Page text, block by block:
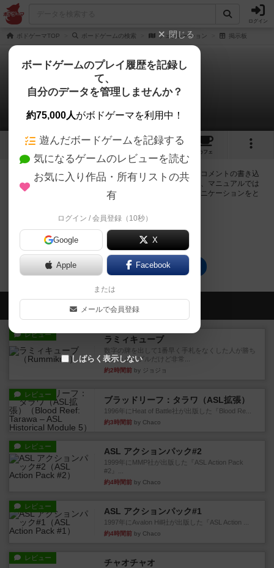
ログイン
ボドゲーマTOP ボードゲームの検索 フェデレーション 掲示板
フェデレーション
0件の掲示板
1 2
カフェ
ログインするとフェデレーションに関する掲示板の作成やコメントの書き込
みが出来るようになります。ルールの疑問やエラッタ情報、マニュアルでは
判断し辛い曖昧な表記等について会員同士で自由にコミュニケーションをと
ログイン/無料会員登録
フェデレーションのトップに戻る
会員の新しい投稿
レビュー ラミィキューブ
数字の牌を出して1番早く手札をなくした人が勝ち
というシンプルだけど非常...
約2時間前 by ジョジョ
レビュー
ブラッドリーフ：タラワ（ASL拡張）
1996年にHeat of Battle社が出版した『Blood Re...
約3時間前 by Chaco
レビュー ASL アクションパック#2
1999年にMMP社が出版した『ASL Action Pack
#2』...
約4時間前 by Chaco
レビュー ASL アクションパック#1
1997年にAvalon Hill社が出版した『ASL Action ...
約4時間前 by Chaco
レビュー チャオチャオ
閉じる
ボードゲームのプレイ履歴を記録し
て、
自分のデータを管理しませんか？
約75,000人がボドゲーマを利用中！
遊んだボードゲームを記録する
気になるゲームのレビューを読む
お気に入り作品・所有リストの共
有
ログイン / 会員登録（10秒）
Google X
Apple Facebook
または
メールで会員登録
しばらく表示しない